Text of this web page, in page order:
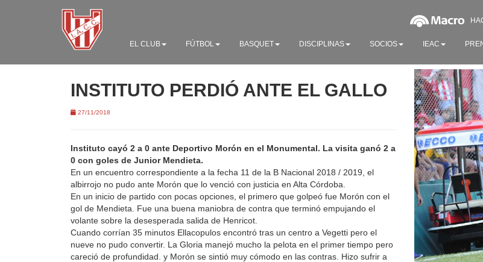
EL CLUB FÚTBOL BASQUET DISCIPLINAS SOCIOS IEAC
INSTITUTO PERDIÓ ANTE EL GALLO
27/11/2018
Instituto cayó 2 a 0 ante Deportivo Morón en el Monumental. La visita ganó 2 a
0 con goles de Junior Mendieta.
En un encuentro correspondiente a la fecha 11 de la B Nacional 2018 / 2019, el
albirrojo no pudo ante Morón que lo venció con justicia en Alta Córdoba.
En un inicio de partido con pocas opciones, el primero que golpeó fue Morón con el
gol de Mendieta. Fue una buena maniobra de contra que terminó empujando el
volante sobre la desesperada salida de Henricot.
Cuando corrían 35 minutos Ellacopulos encontró tras un centro a Vegetti pero el
nueve no pudo convertir. La Gloria manejó mucho la pelota en el primer tiempo pero
careció de profundidad. y Morón se sintió muy cómodo en las contras. Hizo sufrir a